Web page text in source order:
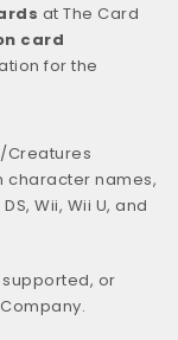
at The Card
card
for the
Creatures
character names,
Wii, Wii U, and
or